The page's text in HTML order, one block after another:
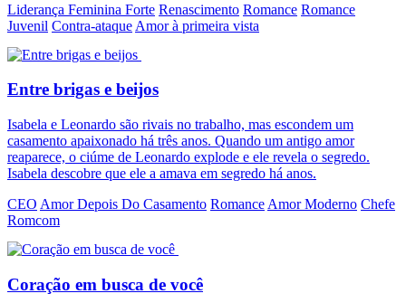
Liderança Feminina Forte Renascimento Romance Romance
Juvenil Contra-ataque Amor à primeira vista
Entre brigas e beijos
Isabela e Leonardo são rivais no trabalho, mas escondem um
casamento apaixonado há três anos. Quando um antigo amor
reaparece, o ciúme de Leonardo explode e ele revela o segredo.
Isabela descobre que ele a amava em segredo há anos.
CEO Amor Depois Do Casamento Romance Amor Moderno Chefe
Romcom
Coração em busca de você